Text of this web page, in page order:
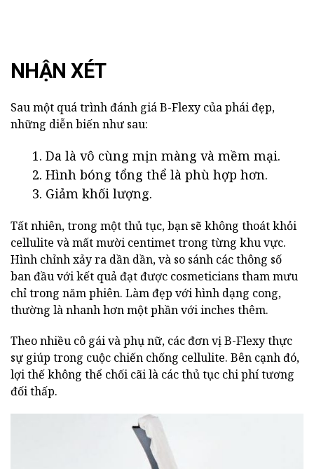
NHẬN XÉT
Sau một quá trình đánh giá B-Flexy của phái đẹp,
những diễn biến như sau:
Da là vô cùng mịn màng và mềm mại.
Hình bóng tổng thể là phù hợp hơn.
Giảm khối lượng.
Tất nhiên, trong một thủ tục, bạn sẽ không thoát khỏi
cellulite và mất mười centimet trong từng khu vực.
Hình chỉnh xảy ra dần dần, và so sánh các thông số
ban đầu với kết quả đạt được cosmeticians tham mưu
chỉ trong năm phiên. Làm đẹp với hình dạng cong,
thường là nhanh hơn một phần với inches thêm.
Theo nhiều cô gái và phụ nữ, các đơn vị B-Flexy thực
sự giúp trong cuộc chiến chống cellulite. Bên cạnh đó,
lợi thế không thể chối cãi là các thủ tục chi phí tương
đối thấp.